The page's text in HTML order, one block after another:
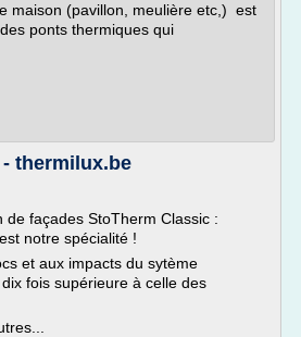
maison (pavillon, meulière etc,) est
ponts thermiques qui
thermilux.be
de façades StoTherm Classic :
notre spécialité !
et aux impacts du sytème
fois supérieure à celle des